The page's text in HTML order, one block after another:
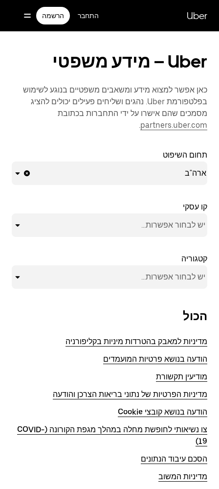
הראשיUber התחבר הרשמה
Uber – מידע משפטי
כאן אפשר למצוא מידע ומשאבים משפטיים בנוגע לשימוש
בפלטפורמת Uber. נהגים ושליחים פעילים יכולים להציג
מסמכים שהם אישרו על ידי התחברות בכתובת
partners.uber.com
.
תחום השיפוט
ארה"ב
קו עסקי
יש לבחור אפשרות...
קטגוריה
יש לבחור אפשרות...
הכול
מדיניות למאבק בהטרדות מיניות בקליפורניה
הודעה בנושא פרטיות המועמדים
מודיעין תקשורת
מדיניות הפרטיות של נתוני בריאות הצרכן והודעה
הודעה בנושא קובצי Cookie
צו נשיאותי לחופשת מחלה במהלך מגפת הקורונה (COVID-
19)
הסכם עיבוד הנתונים
מדיניות המשוב